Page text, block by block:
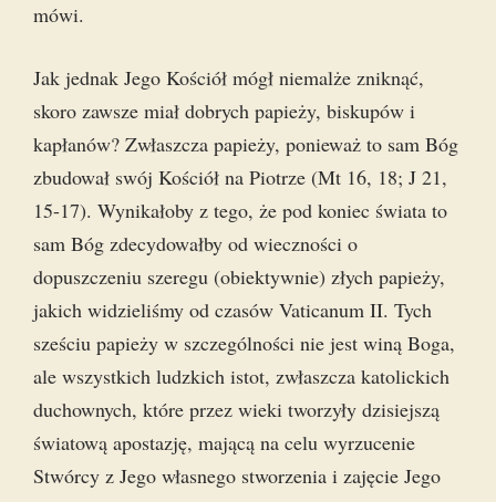
mówi.
Jak jednak Jego Kościół mógł niemalże zniknąć,
skoro zawsze miał dobrych papieży, biskupów i
kapłanów? Zwłaszcza papieży, ponieważ to sam Bóg
zbudował swój Kościół na Piotrze (Mt 16, 18; J 21,
15-17). Wynikałoby z tego, że pod koniec świata to
sam Bóg zdecydowałby od wieczności o
dopuszczeniu szeregu (obiektywnie) złych papieży,
jakich widzieliśmy od czasów Vaticanum II. Tych
sześciu papieży w szczególności nie jest winą Boga,
ale wszystkich ludzkich istot, zwłaszcza katolickich
duchownych, które przez wieki tworzyły dzisiejszą
światową apostazję, mającą na celu wyrzucenie
Stwórcy z Jego własnego stworzenia i zajęcie Jego